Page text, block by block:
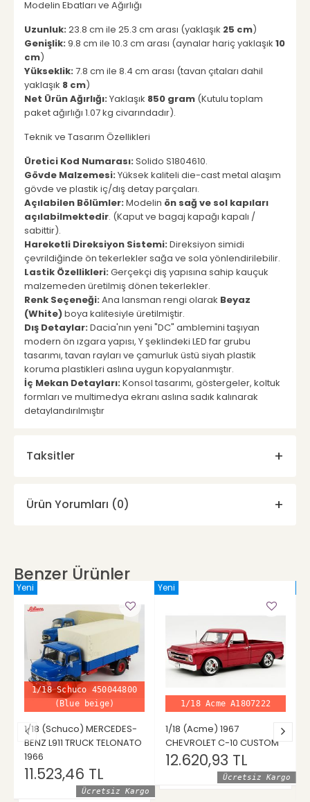
Modelin Ebatları ve Ağırlığı
Uzunluk:23.8 cm ile 25.3 cm arası (yaklaşık 25 cm)
Genişlik:9.8 cm ile 10.3 cm arası (aynalar hariç yaklaşık 10
cm)
Yükseklik:7.8 cm ile 8.4 cm arası (tavan çıtaları dahil
yaklaşık 8 cm)
Net Ürün Ağırlığı:Yaklaşık 850 gram (Kutulu toplam
paket ağırlığı 1.07 kg civarındadır).
Teknik ve Tasarım Özellikleri
Üretici Kod Numarası:Solido S1804610.
Gövde Malzemesi:Yüksek kaliteli die-cast metal alaşım
gövde ve plastik iç/dış detay parçaları.
Açılabilen Bölümler:Modelin ön sağ ve sol kapıları
açılabilmektedir. (Kaput ve bagaj kapağı kapalı /
sabittir).
Hareketli Direksiyon Sistemi:Direksiyon simidi
çevrildiğinde ön tekerlekler sağa ve sola yönlendirilebilir.
Lastik Özellikleri:Gerçekçi diş yapısına sahip kauçuk
malzemeden üretilmiş dönen tekerlekler.
Renk Seçeneği:Ana lansman rengi olarak Beyaz
(White)boya kalitesiyle üretilmiştir.
Dış Detaylar:Dacia'nın yeni "DC" amblemini taşıyan
modern ön ızgara yapısı, Y şeklindeki LED far grubu
tasarımı, tavan rayları ve çamurluk üstü siyah plastik
koruma plastikleri aslına uygun kopyalanmıştır.
İç Mekan Detayları:Konsol tasarımı, göstergeler, koltuk
formları ve multimedya ekranı aslına sadık kalınarak
detaylandırılmıştır
Taksitler
Ürün Yorumları (0)
Benzer Ürünler
1/18 Schuco 450044800
(Blue beige)
1/18 (Schuco) MERCEDES-
BENZ L911 TRUCK TELONATO
1966
11.523,46 TL
Yeni
Ücretsiz Kargo
1/18 Acme A1807222
1/18 (Acme) 1967
CHEVROLET C-10 CUSTOM
12.620,93 TL
Yeni
Ücretsiz Kargo